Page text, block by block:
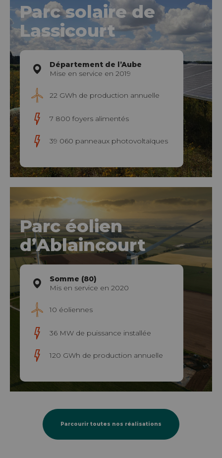
Parc solaire de
Lassicourt
Département de l’Aube
Mise en service en 2019
22 GWh de production annuelle
7 800 foyers alimentés
39 060 panneaux photovoltaïques
Parc éolien
d’Ablaincourt
Somme (80)
Mis en service en 2020
10 éoliennes
36 MW de puissance installée
120 GWh de production annuelle
Parcourir toutes nos réalisations